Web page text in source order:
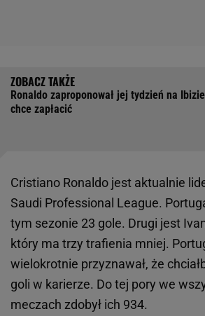
Ronaldo zaproponował jej tydzień na
chce zapłacić
Cristiano Ronaldo jest aktualnie
Saudi Professional League.
tym sezonie 23 gole. Drugi jest
który ma trzy trafienia mniej.
wielokrotnie przyznawał, że
goli w karierze. Do tej pory we
meczach zdobył ich 934.